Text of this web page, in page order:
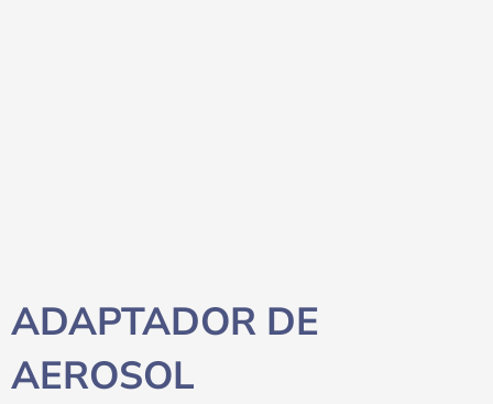
ADAPTADOR DE
AEROSOL